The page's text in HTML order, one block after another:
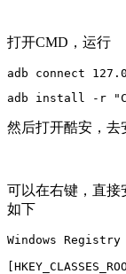
打开CMD，运行
然后打开酷安，去
可以在右键，直接
如下
Windows